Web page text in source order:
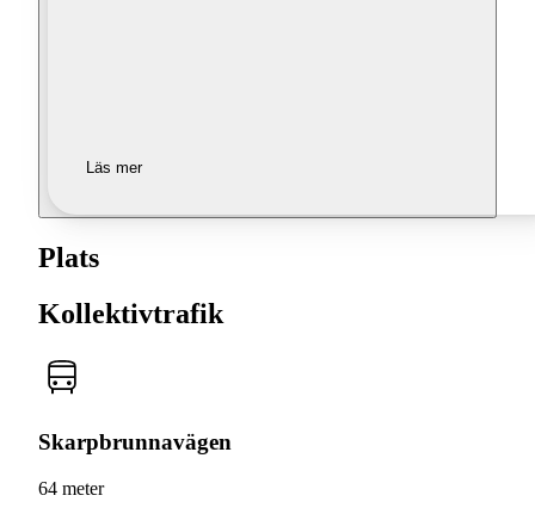
Läs mer
Plats
Kollektivtrafik
Skarpbrunnavägen
64 meter